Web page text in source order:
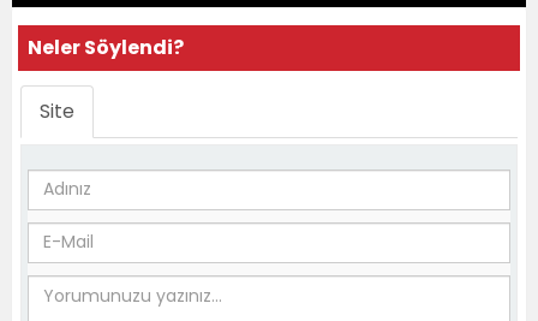
Neler Söylendi?
Site